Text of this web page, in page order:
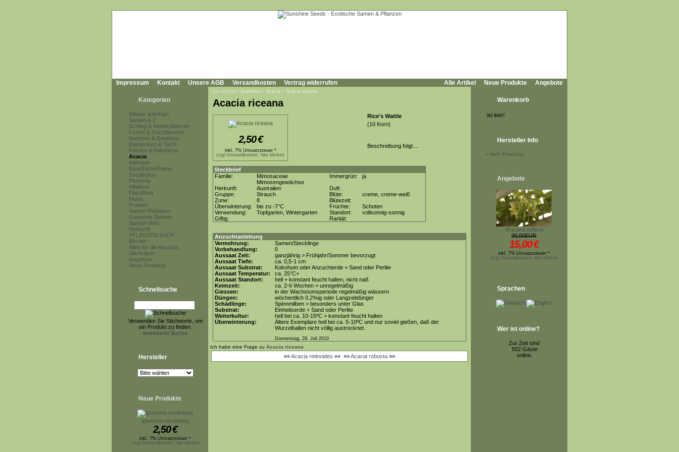
Impressum Kontakt Unsere AGB Versandkosten Vertrag widerrufen Alle Artikel Neue Produkte Angebote
Kategorien
Wieder lieferbar!
Samen A-Z
Schling & Kletterpflanzen
Frucht & Nutzpflanzen
Gemüse & Gewürze
Mangroven & Teich
Palmen & Palmfarne
Acacia
Adenium
Baumfarne/Farne
Eucalyptus
Plumeria
Hibiskus
Passiflora
Musa
Proteen
Samen-Raritäten
Gekeimte Samen
Samen-Sets
Herkunft
PFLANZEN SHOP
Bücher
Alles für die Anzucht
Alle Artikel
Angebote
Neue Produkte
Schnellsuche
Verwenden Sie Stichworte, um
ein Produkt zu finden.
erweiterte Suche
Hersteller
Neue Produkte
Ipomoea cordofana
2,50€
inkl. 7% Umsatzsteuer *
zzgl.Versandkosten, hier klicken
Sie sind hier: Startseite » Acacia » Acacia riceana
Acacia riceana
2,50€
inkl. 7% Umsatzsteuer *
zzgl.Versandkosten, hier klicken
Rice's Wattle
(10 Korn)
Beschreibung folgt....
Steckbrief
Familie:
Mimosaceae
Mimosengewächse
Immergrün:
ja
Herkunft:
Australien
Duft:
Gruppe:
Strauch Blüte:
creme, creme-weiß
Zone:
8
Blütezeit:
Überwinterung:
bis zu -7°C Früchte:
Schoten
Verwendung:
Topfgarten, Wintergarten Standort:
vollsonnig-sonnig
Giftig:
Rarität:
Anzuchtanleitung
Vermehrung:
Samen/Stecklinge
Vorbehandlung:
0
Aussaat Zeit:
ganzjährig > Frühjahr/Sommer bevorzugt
Aussaat Tiefe:
ca. 0,5-1 cm
Aussaat Substrat:
Kokohum oder Anzuchterde + Sand oder Perlite
Aussaat Temperatur:
ca. 25°C+
Aussaat Standort:
hell + konstant feucht halten, nicht naß
Keimzeit:
ca. 2-6 Wochen > unregelmäßig
Giessen:
in der Wachstumsperiode regelmäßig wässern
Düngen:
wöchentlich 0,2%ig oder Langzeitdünger
Schädlinge:
Spinnmilben > besonders unter Glas
Substrat:
Einheitserde + Sand oder Perlite
Weiterkultur:
hell bei ca. 10-15ºC + konstant feucht halten
Überwinterung:
Ältere Exemplare hell bei ca. 5-10ºC und nur soviel gießen, daß der
Wurzelballen nicht völlig austrocknet.
Donnerstag, 29. Juli 2010
Ich habe eine Frage zu Acacia riceana
««Acacia retinoides «« »»Acacia robusta »»
Warenkorb
ist leer!
Hersteller Info
- Mehr Produkte
Angebote
Mucuna holtonii
30,00EUR
15,00€
inkl. 7% Umsatzsteuer *
zzgl.Versandkosten, hier klicken
Sprachen
Wer ist online?
Zur Zeit sind
552 Gäste
online.